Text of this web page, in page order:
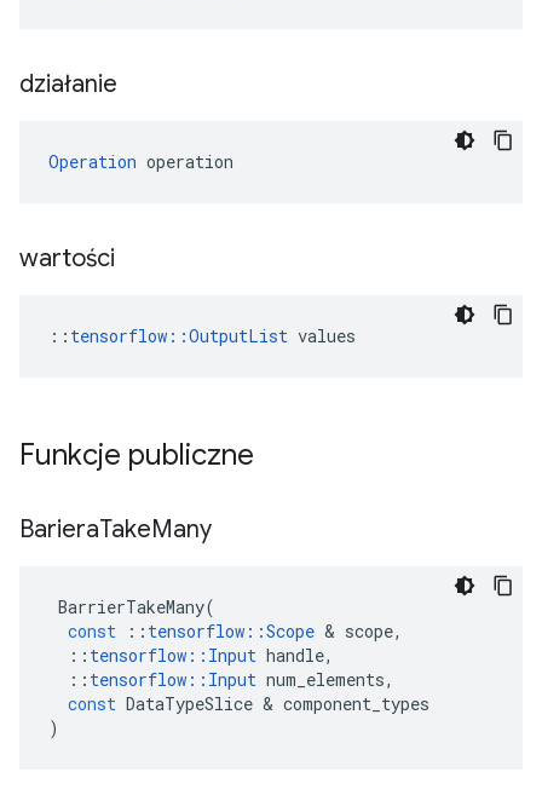
działanie
Operation operation
wartości
:: tensorflow::OutputList values
Funkcje publiczne
BarieraTakeMany
BarrierTakeMany(
const
:: tensorflow ::Scope & scope,
:: tensorflow :: Input handle,
:: tensorflow :: Input num_elements,
const DataTypeSlice & component_types
)